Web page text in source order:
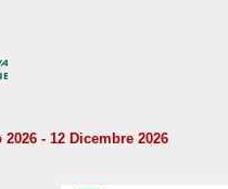
2026 - 12 Dicembre 2026